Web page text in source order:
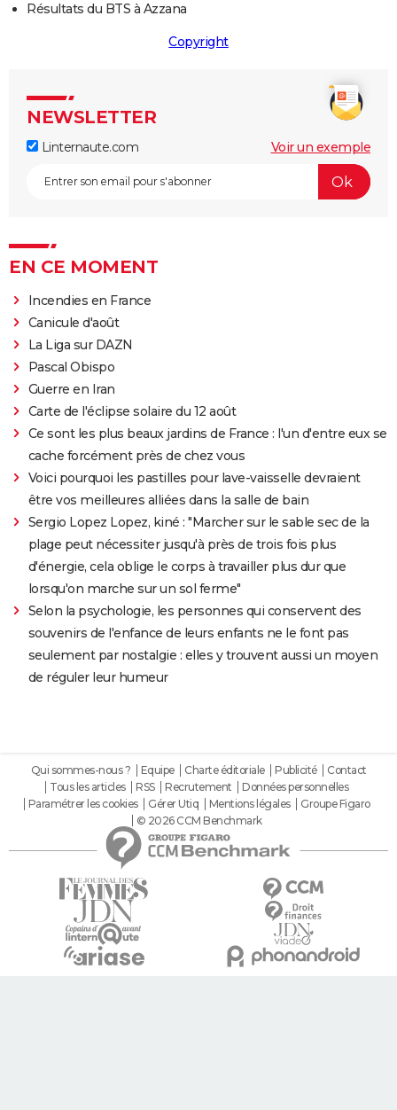
Résultats du BTS à Azzana
Copyright
NEWSLETTER
Linternaute.com Voir un exemple
EN CE MOMENT
Incendies en France
Canicule d'août
La Liga sur DAZN
Pascal Obispo
Guerre en Iran
Carte de l'éclipse solaire du 12 août
Ce sont les plus beaux jardins de France : l'un d'entre eux se
cache forcément près de chez vous
Voici pourquoi les pastilles pour lave-vaisselle devraient
être vos meilleures alliées dans la salle de bain
Sergio Lopez Lopez, kiné : "Marcher sur le sable sec de la
plage peut nécessiter jusqu'à près de trois fois plus
d'énergie, cela oblige le corps à travailler plus dur que
lorsqu'on marche sur un sol ferme"
Selon la psychologie, les personnes qui conservent des
souvenirs de l'enfance de leurs enfants ne le font pas
seulement par nostalgie : elles y trouvent aussi un moyen
de réguler leur humeur
Qui sommes-nous ? Equipe Charte éditoriale Publicité
Contact
Tous les articles
RSS Recrutement
Données personnelles
Paramétrer les cookies
Gérer Utiq Mentions légales
Groupe Figaro
© 2026 CCM Benchmark